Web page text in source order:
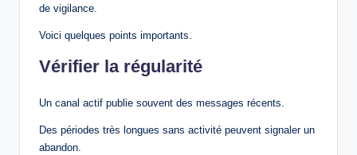
de vigilance.
Voici quelques points importants.
Vérifier la régularité
Un canal actif publie souvent des messages récents.
Des périodes très longues sans activité peuvent signaler un
abandon.